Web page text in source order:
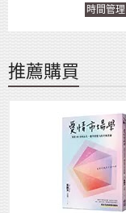
時間管理
推薦購買